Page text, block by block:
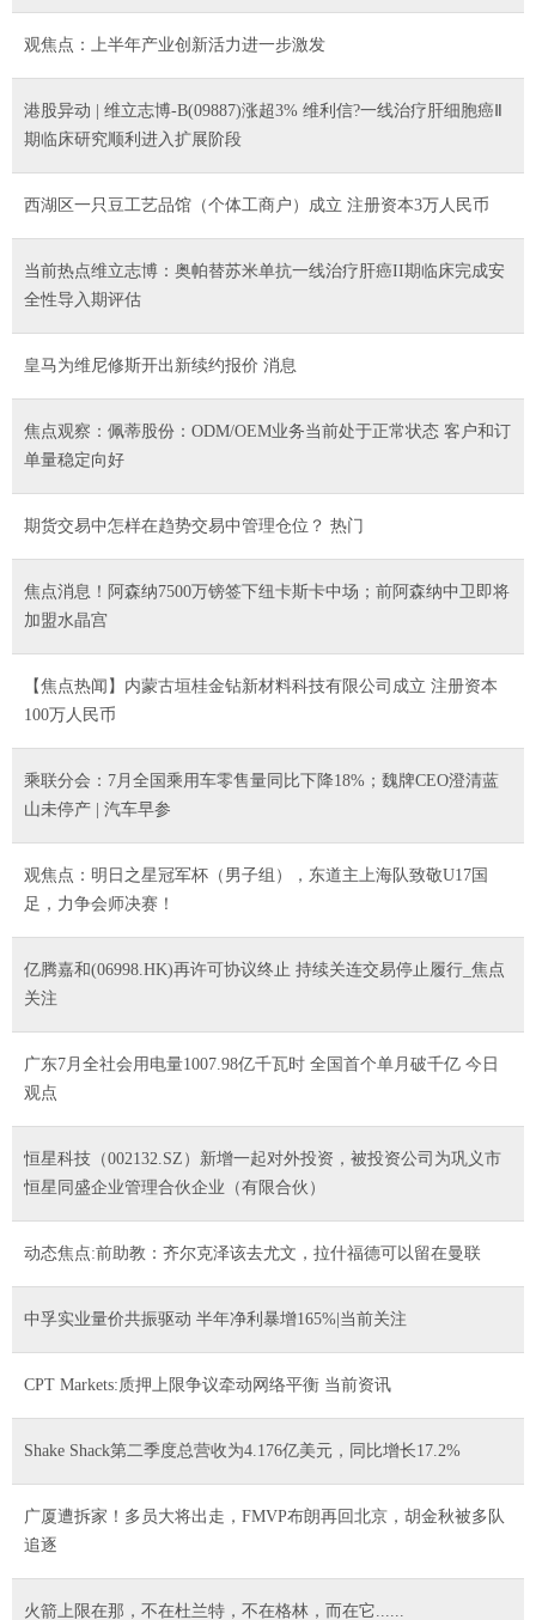
观焦点：上半年产业创新活力进一步激发
港股异动 | 维立志博-B(09887)涨超3% 维利信?一线治疗肝细胞癌Ⅱ
期临床研究顺利进入扩展阶段
西湖区一只豆工艺品馆（个体工商户）成立 注册资本3万人民币
当前热点维立志博：奥帕替苏米单抗一线治疗肝癌II期临床完成安
全性导入期评估
皇马为维尼修斯开出新续约报价 消息
焦点观察：佩蒂股份：ODM/OEM业务当前处于正常状态 客户和订
单量稳定向好
期货交易中怎样在趋势交易中管理仓位？ 热门
焦点消息！阿森纳7500万镑签下纽卡斯卡中场；前阿森纳中卫即将
加盟水晶宫
【焦点热闻】内蒙古垣桂金钻新材料科技有限公司成立 注册资本
100万人民币
乘联分会：7月全国乘用车零售量同比下降18%；魏牌CEO澄清蓝
山未停产 | 汽车早参
观焦点：明日之星冠军杯（男子组），东道主上海队致敬U17国
足，力争会师决赛！
亿腾嘉和(06998.HK)再许可协议终止 持续关连交易停止履行_焦点
关注
广东7月全社会用电量1007.98亿千瓦时 全国首个单月破千亿 今日
观点
恒星科技（002132.SZ）新增一起对外投资，被投资公司为巩义市
恒星同盛企业管理合伙企业（有限合伙）
动态焦点:前助教：齐尔克泽该去尤文，拉什福德可以留在曼联
中孚实业量价共振驱动 半年净利暴增165%|当前关注
CPT Markets:质押上限争议牵动网络平衡 当前资讯
Shake Shack第二季度总营收为4.176亿美元，同比增长17.2%
广厦遭拆家！多员大将出走，FMVP布朗再回北京，胡金秋被多队
追逐
火箭上限在那，不在杜兰特，不在格林，而在它......